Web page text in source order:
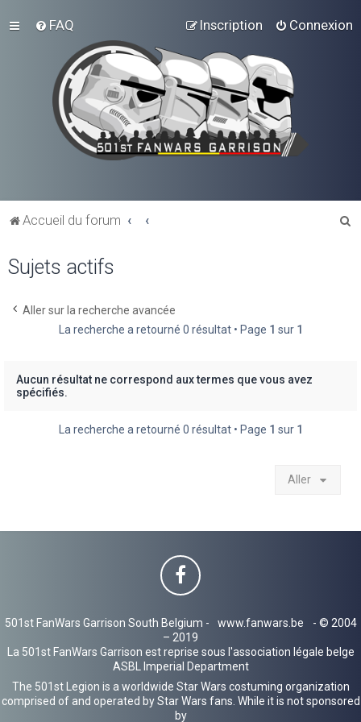
FAQ Connexion
Inscription
Accueil du forum
Sujets actifs
Aller sur la recherche avancée
La recherche a retourné 0 résultat • Page 1 sur 1
Aucun résultat ne correspond aux termes que vous avez
spécifiés.
La recherche a retourné 0 résultat • Page 1 sur 1
Aller
501st FanWars Garrison South Belgium - www.fanwars.be
- © 2004
– 2019
La 501st FanWars Garrison est reprise sous l'association légale belge
ASBL Imperial Department
The 501st Legion is a worldwide Star Wars costuming organization
comprised of and operated by Star Wars fans. While it is not sponsored
by